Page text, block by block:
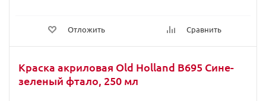
Отложить Сравнить
Краска акриловая Old Holland B695 Сине-
зеленый фтало, 250 мл